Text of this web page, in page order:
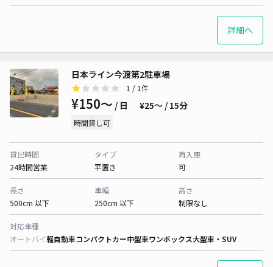
詳細へ
日本ライン今渡第2駐車場
1 / 1件
¥150〜 / 日 ¥25〜 / 15分
時間貸し可
貸出時間
24時間営業
タイプ
平置き
再入庫
可
長さ
500cm 以下
車幅
250cm 以下
高さ
制限なし
対応車種
オートバイ軽自動車コンパクトカー中型車ワンボックス大型車・SUV